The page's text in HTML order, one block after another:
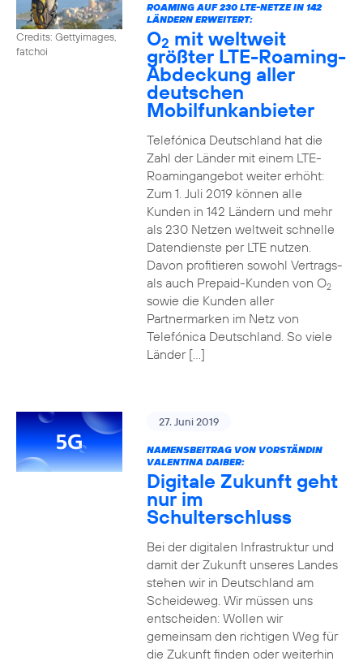
Credits: Gettyimages,
fatchoi
ROAMING AUF 230 LTE-NETZE IN 142
LÄNDERN ERWEITERT:
O2 mit weltweit
größter LTE-Roaming-
Abdeckung aller
deutschen
Mobilfunkanbieter
Telefónica Deutschland hat die
Zahl der Länder mit einem LTE-
Roamingangebot weiter erhöht:
Zum 1. Juli 2019 können alle
Kunden in 142 Ländern und mehr
als 230 Netzen weltweit schnelle
Datendienste per LTE nutzen.
Davon profitieren sowohl Vertrags-
als auch Prepaid-Kunden von O2
sowie die Kunden aller
Partnermarken im Netz von
Telefónica Deutschland. So viele
Länder […]
27. Juni 2019
NAMENSBEITRAG VON VORSTÄNDIN
VALENTINA DAIBER:
Digitale Zukunft geht
nur im
Schulterschluss
Bei der digitalen Infrastruktur und
damit der Zukunft unseres Landes
stehen wir in Deutschland am
Scheideweg. Wir müssen uns
entscheiden: Wollen wir
gemeinsam den richtigen Weg für
die Zukunft finden oder weiterhin